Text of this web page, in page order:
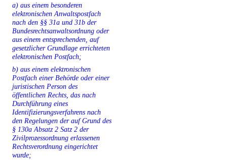
a) aus einem besonderen
elektronischen Anwaltspostfach
nach den §§ 31a und 31b der
Bundesrechtsanwaltsordnung oder
aus einem entsprechenden, auf
gesetzlicher Grundlage errichteten
elektronischen Postfach;
b) aus einem elektronischen
Postfach einer Behörde oder einer
juristischen Person des
öffentlichen Rechts, das nach
Durchführung eines
Identifizierungsverfahrens nach
den Regelungen der auf Grund des
§ 130a Absatz 2 Satz 2 der
Zivilprozessordnung erlassenen
Rechtsverordnung eingerichtet
wurde;